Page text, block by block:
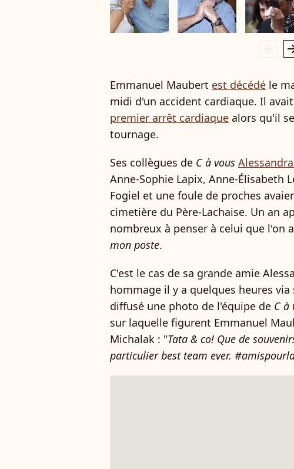
Emmanuel Maubert est décédé le
midi d'un accident cardiaque. Il
premier arrêt cardiaque alors qu'il
tournage.
Ses collègues de C à vous
Anne-Sophie Lapix, Anne-Élisabeth
Fogiel et une foule de proches
cimetière du Père-Lachaise. Un an
nombreux à penser à celui que l'on
mon poste.
C'est le cas de sa grande amie
hommage il y a quelques heures
diffusé une photo de l'équipe de C à
sur laquelle figurent Emmanuel
Michalak : "Tata & co! Que de
particulier best team ever.